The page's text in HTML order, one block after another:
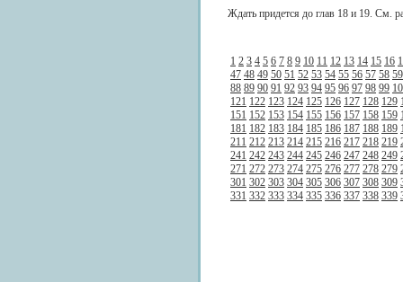
Ждать придется до глав 18 и 19. См.
1 2 3 4 5 6 7 8 9 10 11 12 13 14 15 16
47 48 49 50 51 52 53 54 55 56 57 58 59
88 89 90 91 92 93 94 95 96 97 98 99
121 122 123 124 125 126 127 128 129
151 152 153 154 155 156 157 158 159
181 182 183 184 185 186 187 188 189
211 212 213 214 215 216 217 218 219
241 242 243 244 245 246 247 248 249
271 272 273 274 275 276 277 278 279
301 302 303 304 305 306 307 308 309
331 332 333 334 335 336 337 338 339